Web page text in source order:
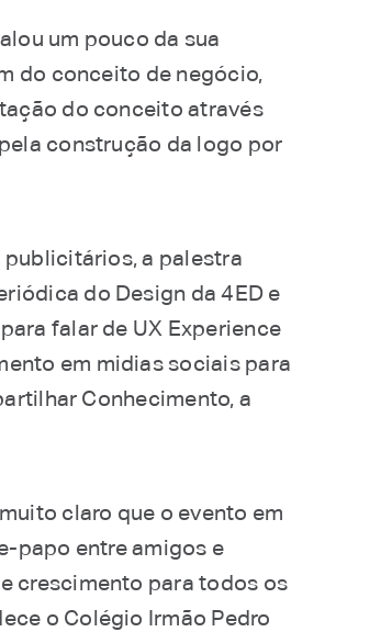
um pouco da sua
do conceito de negócio,
do conceito através
construção da logo por
a palestra
do Design da 4ED e
falar de UX Experience
em midias sociais para
Conhecimento, a
claro que o evento em
papo entre amigos e
crescimento para todos os
o Colégio Irmão Pedro